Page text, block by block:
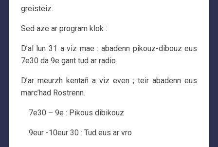
greisteiz.
Sed aze ar program klok :
D’al lun 31 a viz mae : abadenn pikouz-dibouz eus
7e30 da 9e gant tud ar radio
D’ar meurzh kentañ a viz even ; teir abadenn eus
marc’had Rostrenn.
7e30 – 9e : Pikous dibikouz
9eur -10eur 30 : Tud eus ar vro